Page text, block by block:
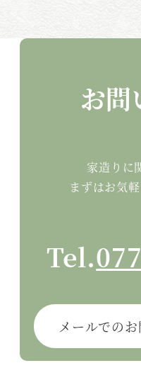
お問
家造りに
まずはお気
Tel.
メールでの